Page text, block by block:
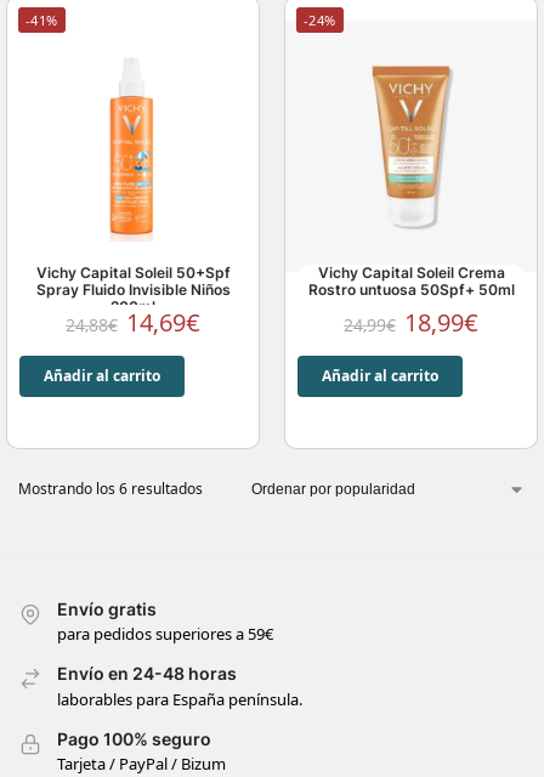
-41%
Vichy Capital Soleil 50+Spf
Spray Fluido Invisible Niños
200ml
24,88€ 14,69€
Añadir al carrito
-24%
Vichy Capital Soleil Crema
Rostro untuosa 50Spf+ 50ml
24,99€ 18,99€
Añadir al carrito
Mostrando los 6 resultados
Envío gratis
para pedidos superiores a 59€
Envío en 24-48 horas
laborables para España península.
Pago 100% seguro
Tarjeta / PayPal / Bizum